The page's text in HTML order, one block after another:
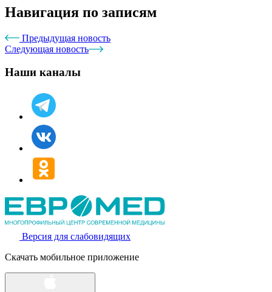
Навигация по записям
Предыдущая новость
Следующая новость
Наши каналы
Версия для слабовидящих
Скачать мобильное приложение